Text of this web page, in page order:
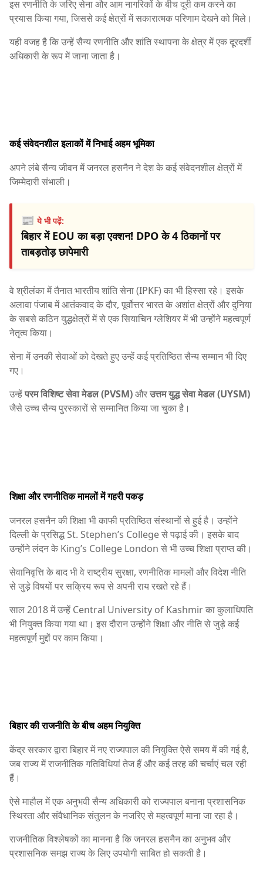
इस रणनीति के जरिए सेना और आम नागरिकों के बीच दूरी कम करने का
प्रयास किया गया, जिससे कई क्षेत्रों में सकारात्मक परिणाम देखने को मिले।
यही वजह है कि उन्हें सैन्य रणनीति और शांति स्थापना के क्षेत्र में एक दूरदर्शी
अधिकारी के रूप में जाना जाता है।
कई संवेदनशील इलाकों में निभाई अहम भूमिका
अपने लंबे सैन्य जीवन में जनरल हसनैन ने देश के कई संवेदनशील क्षेत्रों में
जिम्मेदारी संभाली।
📰ये भी पढ़ें:
बिहार में EOU का बड़ा एक्शन! DPO के 4 ठिकानों पर
ताबड़तोड़ छापेमारी
वे श्रीलंका में तैनात भारतीय शांति सेना (IPKF) का भी हिस्सा रहे। इसके
अलावा पंजाब में आतंकवाद के दौर, पूर्वोत्तर भारत के अशांत क्षेत्रों और दुनिया
के सबसे कठिन युद्धक्षेत्रों में से एक सियाचिन ग्लेशियर में भी उन्होंने महत्वपूर्ण
नेतृत्व किया।
सेना में उनकी सेवाओं को देखते हुए उन्हें कई प्रतिष्ठित सैन्य सम्मान भी दिए
गए।
उन्हेंपरम विशिष्ट सेवा मेडल (PVSM)औरउत्तम युद्ध सेवा मेडल (UYSM)
जैसे उच्च सैन्य पुरस्कारों से सम्मानित किया जा चुका है।
शिक्षा और रणनीतिक मामलों में गहरी पकड़
जनरल हसनैन की शिक्षा भी काफी प्रतिष्ठित संस्थानों से हुई है। उन्होंने
दिल्ली के प्रसिद्धSt. Stephen’s Collegeसे पढ़ाई की। इसके बाद
उन्होंने लंदन के King’s College London से भी उच्च शिक्षा प्राप्त की।
सेवानिवृत्ति के बाद भी वे राष्ट्रीय सुरक्षा, रणनीतिक मामलों और विदेश नीति
से जुड़े विषयों पर सक्रिय रूप से अपनी राय रखते रहे हैं।
साल 2018 में उन्हें Central University of Kashmirका कुलाधिपति
भी नियुक्त किया गया था। इस दौरान उन्होंने शिक्षा और नीति से जुड़े कई
महत्वपूर्ण मुद्दों पर काम किया।
बिहार की राजनीति के बीच अहम नियुक्ति
केंद्र सरकार द्वारा बिहार में नए राज्यपाल की नियुक्ति ऐसे समय में की गई है,
जब राज्य में राजनीतिक गतिविधियां तेज हैं और कई तरह की चर्चाएं चल रही
हैं।
ऐसे माहौल में एक अनुभवी सैन्य अधिकारी को राज्यपाल बनाना प्रशासनिक
स्थिरता और संवैधानिक संतुलन के नजरिए से महत्वपूर्ण माना जा रहा है।
राजनीतिक विश्लेषकों का मानना है कि जनरल हसनैन का अनुभव और
प्रशासनिक समझ राज्य के लिए उपयोगी साबित हो सकती है।